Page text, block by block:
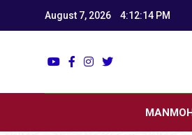
August 7, 2026 4:12:15 PM